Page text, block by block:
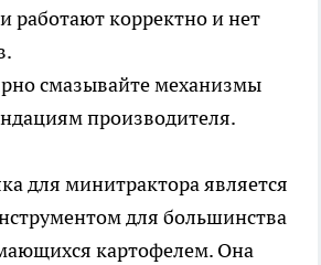
работают корректно и нет
смазывайте механизмы
производителя.
для минитрактора является
для большинства
картофелем. Она